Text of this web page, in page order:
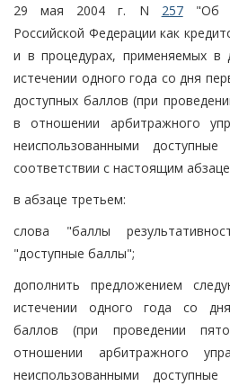
29 мая 2004 г. N 257"Об
Российской Федерации как
и в процедурах, применяемых в
истечении одного года со дня
доступных баллов (при
в отношении арбитражного
неиспользованными
соответствии с настоящим
в абзаце третьем:
слова "баллы
"доступные баллы";
дополнить предложением
истечении одного года со
баллов (при проведении
отношении арбитражного
неиспользованными